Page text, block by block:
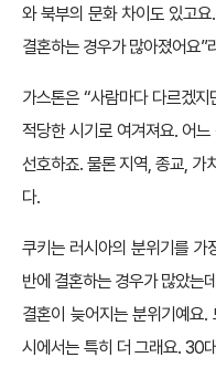
와 북부의 문화 차이도 있고
결혼하는 경우가 많아졌어요”
가스톤은 “사람마다 다르겠
적당한 시기로 여겨져요. 어
선호하죠. 물론 지역, 종교, 가
다.
쿠키는 러시아의 분위기를 가
반에 결혼하는 경우가 많았는
결혼이 늦어지는 분위기예요
시에서는 특히 더 그래요. 30